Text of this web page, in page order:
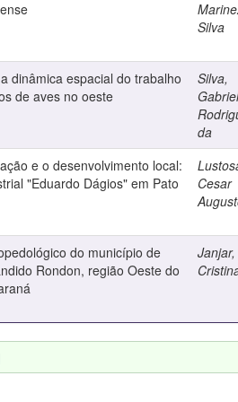
Silva
dinâmica espacial do trabalho
de aves no oeste
Silva,
da
e o desenvolvimento local:
"Eduardo Dágios" em Pato
Cesar
do município de
Rondon, região Oeste do
Janjar,